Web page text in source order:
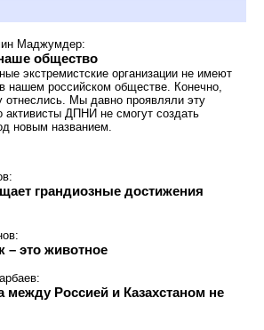
Маджумдер:
общество
экстремистские организации не имеют
нашем российском обществе. Конечно,
отнеслись. Мы давно проявляли эту
активисты ДПНИ не смогут создать
новым названием.
:
грандиозные достижения
:
это животное
:
между Россией и Казахстаном не